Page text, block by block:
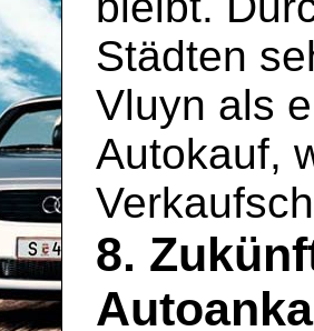
Städten
Vluyn als
Autokauf,
8.